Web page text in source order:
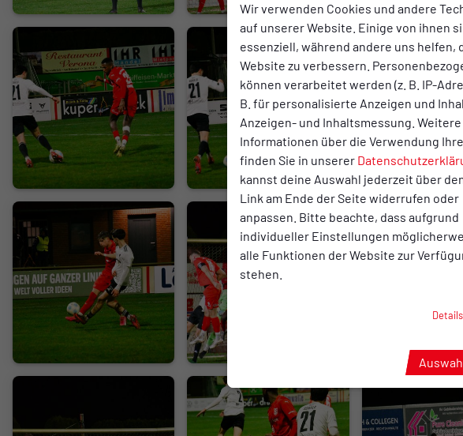
Wir verwenden Cookies und andere
auf unserer Website. Einige von ihnen
essenziell, während andere uns helfen,
Website zu verbessern.
können verarbeitet werden (z. B. IP-
B. für personalisierte Anzeigen und
Anzeigen- und Inhaltsmessung. Weitere
Informationen über die Verwendung
finden Sie in unserer
kannst deine Auswahl jederzeit über
Link am Ende der Seite widerrufen oder
anpassen. Bitte beachte, dass aufgrund
individueller Einstellungen
alle Funktionen der Website zur
stehen.
Details